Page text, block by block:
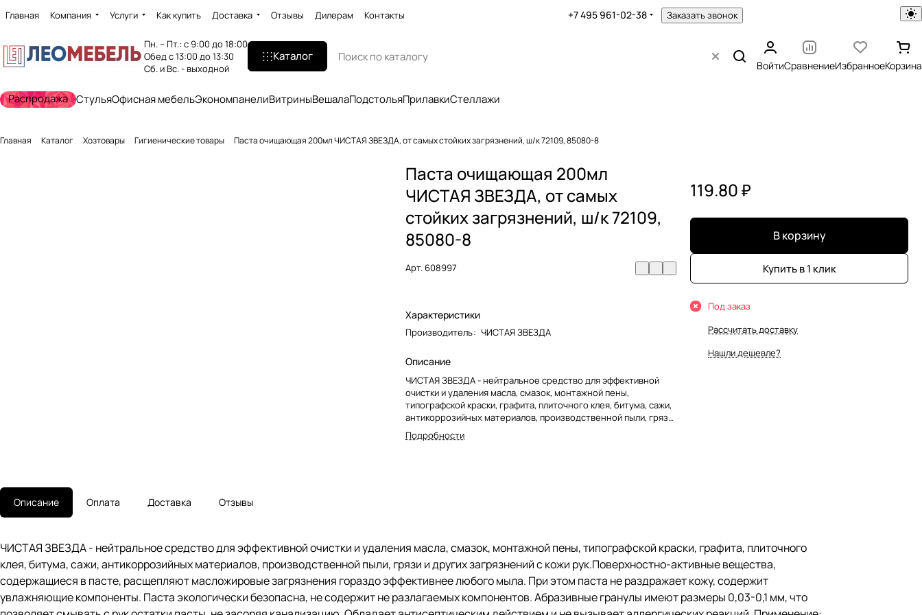
Главная Компания Услуги Как купить Доставка Отзывы Дилерам Контакты +7 495 961-02-38 Заказать звонок
Пн. – Пт.: с 9:00 до 18:00
Обед с 13:00 до 13:30
Сб. и Вс. - выходной
Каталог
ВойтиСравнениеИзбранноеКорзина
Распродажа СтульяОфисная мебельЭкономпанелиВитриныВешалаПодстольяПрилавкиСтеллажи
Главная Каталог Хозтовары Гигиенические товары Паста очищающая 200мл ЧИСТАЯ ЗВЕЗДА, от самых стойких загрязнений, ш/к 72109, 85080-8
Паста очищающая 200мл
ЧИСТАЯ ЗВЕЗДА, от самых
стойких загрязнений, ш/к 72109,
85080-8
Арт.608997
Характеристики
Производитель: ЧИСТАЯ ЗВЕЗДА
Описание
ЧИСТАЯ ЗВЕЗДА - нейтральное средство для эффективной
очистки и удаления масла, смазок, монтажной пены,
типографской краски, графита, плиточного клея, битума, сажи,
антикоррозийных материалов, производственной пыли, грязи
и других загрязнений с кожи рук.Поверхностно-активные
вещества, содержащиеся в пасте, расщепляют масложировые
Обладает антисептическим действием и не вызывает
аллергических реакций.
Применение: смочить руки водой, взять 2-3 грамма пасты
Подробности
119.80 ₽
В корзину
Купить в 1 клик
Под заказ
Рассчитать доставку
Нашли дешевле?
Описание Оплата Доставка Отзывы
ЧИСТАЯ ЗВЕЗДА - нейтральное средство для эффективной очистки и удаления масла, смазок, монтажной пены, типографской краски, графита, плиточного
клея, битума, сажи, антикоррозийных материалов, производственной пыли, грязи и других загрязнений с кожи рук.Поверхностно-активные вещества,
содержащиеся в пасте, расщепляют масложировые загрязнения гораздо эффективнее любого мыла. При этом паста не раздражает кожу, содержит
увлажняющие компоненты. Паста экологически безопасна, не содержит не разлагаемых компонентов. Абразивные гранулы имеют размеры 0,03-0,1 мм, что